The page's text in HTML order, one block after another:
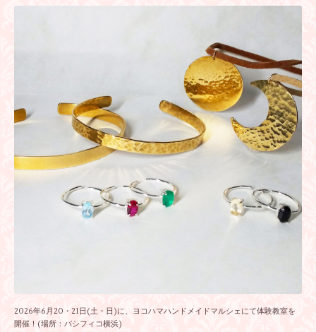
2026年6月20・21日(土・日)に、ヨコハマハンドメイドマルシェにて体験教室を
開催！(場所：パシフィコ横浜)